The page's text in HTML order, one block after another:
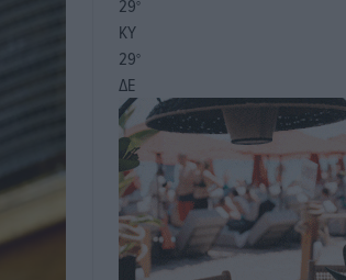
29°
ΚΥ
29°
ΔΕ